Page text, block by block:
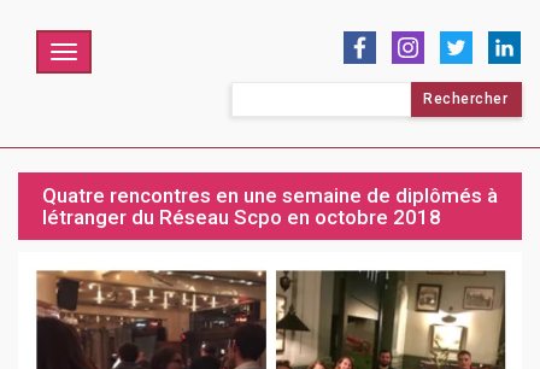
Menu
Quatre rencontres en une semaine de diplômés à
létranger du Réseau Scpo en octobre 2018